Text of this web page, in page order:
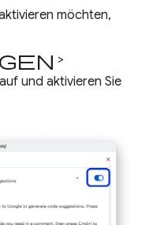
möchten,
>
auf und aktivieren Sie